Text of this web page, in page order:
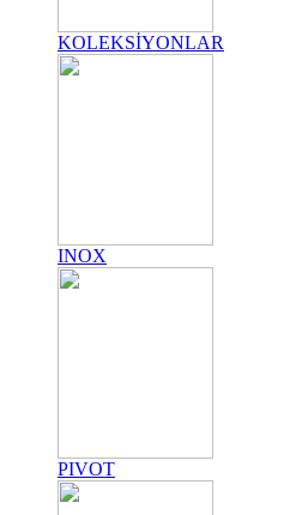
KOLEKSİYONLAR
INOX
PIVOT